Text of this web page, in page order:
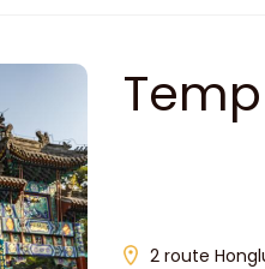
2 route